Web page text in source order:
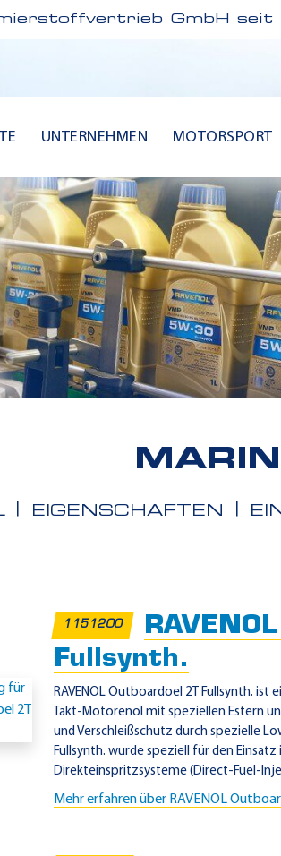
GmbH seit
UNTERNEHMEN MOTORSPORT
EIGENSCHAFTEN
1151200
Fullsynth.
RAVENOL Outboardoel 2T Fullsynth.
Takt-Motorenöl mit speziellen Estern
und Verschleißschutz durch spezielle
Fullsynth. wurde speziell für den
Direkteinspritzsysteme (Direct-Fuel-
Mehr erfahren über RAVENOL